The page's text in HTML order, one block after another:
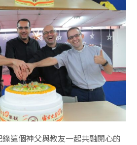
這個神父與教友一起共融開心的